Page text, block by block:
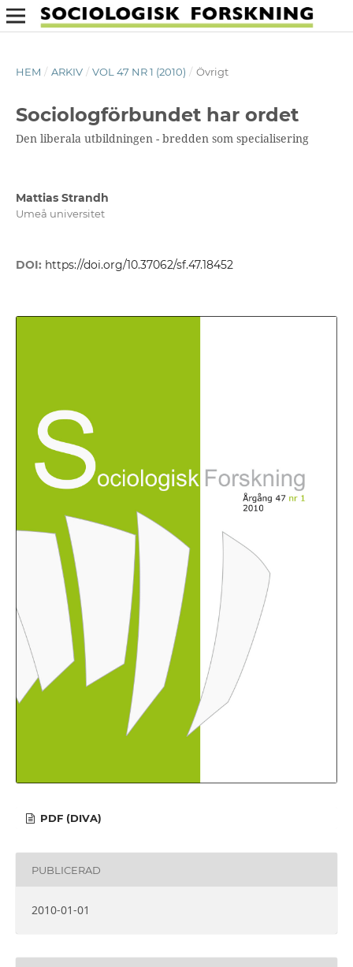
HEM / ARKIV / VOL 47 NR 1 (2010) / Övrigt
Sociologförbundet har ordet
Den liberala utbildningen - bredden som specialisering
Mattias Strandh
Umeå universitet
DOI: https://doi.org/10.37062/sf.47.18452
PDF (DIVA)
PUBLICERAD
2010-01-01